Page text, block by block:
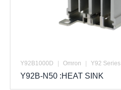
Y92B1000D | Omron | Y92 Series
Y92B-N50 :HEAT SINK